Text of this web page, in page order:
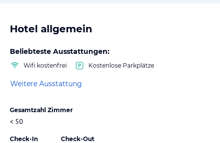
Hotel allgemein
Beliebteste Ausstattungen:
Wifi kostenfrei Kostenlose Parkplätze
Weitere Ausstattung
Gesamtzahl Zimmer
< 50
Check-In Check-Out